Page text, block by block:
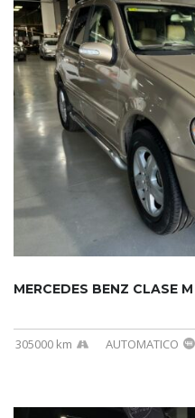
305000 km AUTOMATICO